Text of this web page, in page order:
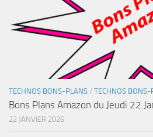
TECHNOS BONS-PLANS / TECHNOS
Bons Plans Amazon du Jeudi 22
22 JANVIER 2026